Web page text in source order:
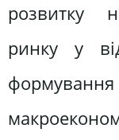
розвитку
ринку у